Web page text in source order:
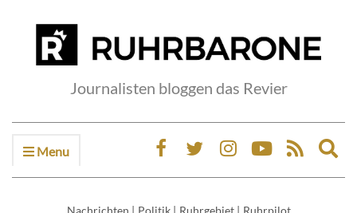
Journalisten bloggen das Revier
Menu
Nachrichten | Politik | Ruhrgebiet | Ruhrpilot